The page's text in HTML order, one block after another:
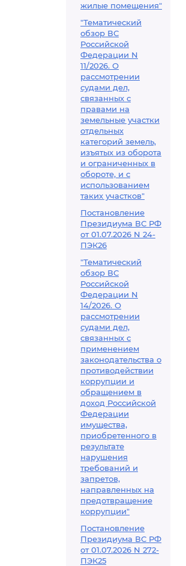
жилые помещения"
"Тематический
обзор ВС
Российской
Федерации N
11/2026. О
рассмотрении
судами дел,
связанных с
правами на
земельные участки
отдельных
категорий земель,
изъятых из оборота
и ограниченных в
обороте, и с
использованием
таких участков"
Постановление
Президиума ВС РФ
от 01.07.2026 N 24-
ПЭК26
"Тематический
обзор ВС
Российской
Федерации N
14/2026. О
рассмотрении
судами дел,
связанных с
применением
законодательства о
противодействии
коррупции и
обращением в
доход Российской
Федерации
имущества,
приобретенного в
результате
нарушения
требований и
запретов,
направленных на
предотвращение
коррупции"
Постановление
Президиума ВС РФ
от 01.07.2026 N 272-
ПЭК25